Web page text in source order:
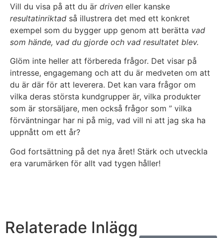
Vill du visa på att du är driven eller kanske
resultatinriktad så illustrera det med ett konkret
exempel som du bygger upp genom att berätta vad
som hände, vad du gjorde och vad resultatet blev.
Glöm inte heller att förbereda frågor. Det visar på
intresse, engagemang och att du är medveten om att
du är där för att leverera. Det kan vara frågor om
vilka deras största kundgrupper är, vilka produkter
som är storsäljare, men också frågor som ” vilka
förväntningar har ni på mig, vad vill ni att jag ska ha
uppnått om ett år?
God fortsättning på det nya året! Stärk och utveckla
era varumärken för allt vad tygen håller!
Relaterade Inlägg